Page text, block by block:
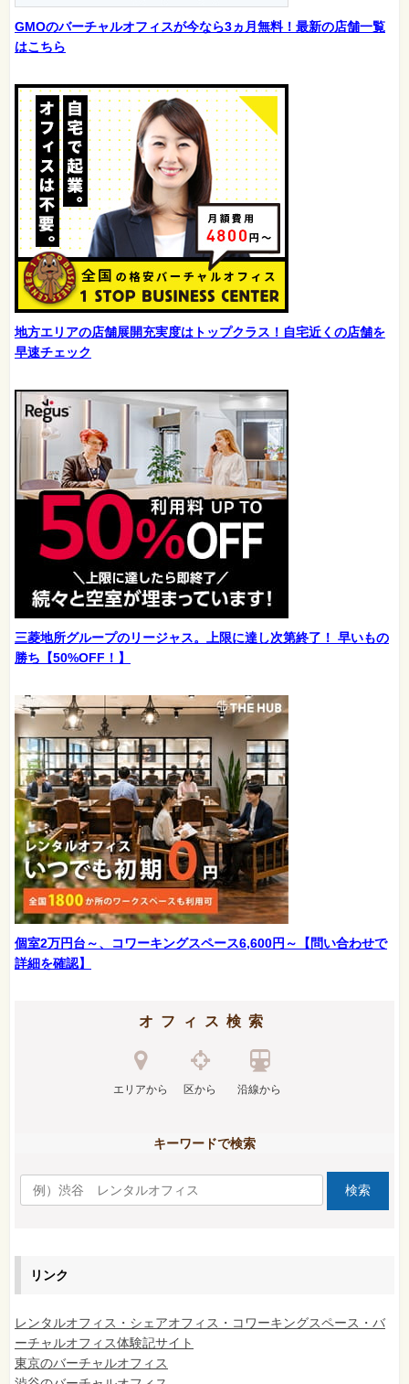
GMOのバーチャルオフィスが今なら3ヵ月無料！最新の店舗一覧
はこちら
地方エリアの店舗展開充実度はトップクラス！自宅近くの店舗を
早速チェック
三菱地所グループのリージャス。上限に達し次第終了！ 早いもの
勝ち【50%OFF！】
個室2万円台～、コワーキングスペース6,600円～【問い合わせで
詳細を確認】
オフィス検索
エリアから 区から 沿線から
キーワードで検索
リンク
レンタルオフィス・シェアオフィス・コワーキングスペース・バ
ーチャルオフィス体験記サイト
東京のバーチャルオフィス